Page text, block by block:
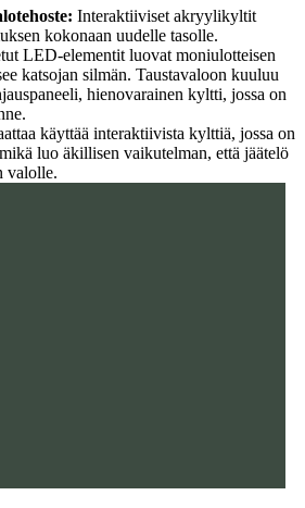
Interaktiiviset akryylikyltit
kokonaan uudelle tasolle.
LED-elementit luovat moniulotteisen
katsojan silmän. Taustavaloon kuuluu
hienovarainen kyltti, jossa on
käyttää interaktiivista kylttiä, jossa on
luo äkillisen vaikutelman, että jäätelö
valolle.